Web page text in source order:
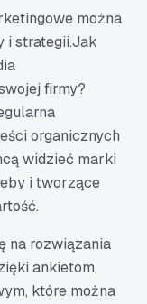
można
i strategii.Jak
firmy?
organicznych
widzieć marki
i tworzące
na rozwiązania
ankietom,
które można